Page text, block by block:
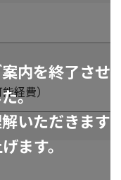
内を終了させ
。
いただきます
ます。
経費）